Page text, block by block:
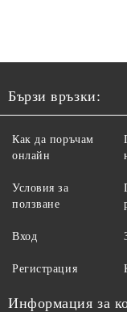
Бързи връзки:
Как да поръчам
онлайн
Условия за
ползване
Вход
Регистрация
Информация за